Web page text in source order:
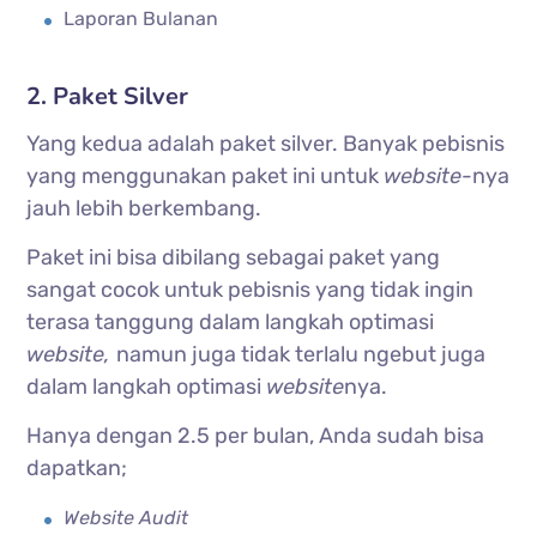
Laporan Bulanan
2. Paket Silver
Yang kedua adalah paket silver. Banyak pebisnis
yang menggunakan paket ini untuk website-nya
jauh lebih berkembang.
Paket ini bisa dibilang sebagai paket yang
sangat cocok untuk pebisnis yang tidak ingin
terasa tanggung dalam langkah optimasi
website, namun juga tidak terlalu ngebut juga
dalam langkah optimasi websitenya.
Hanya dengan 2.5 per bulan, Anda sudah bisa
dapatkan;
Website Audit